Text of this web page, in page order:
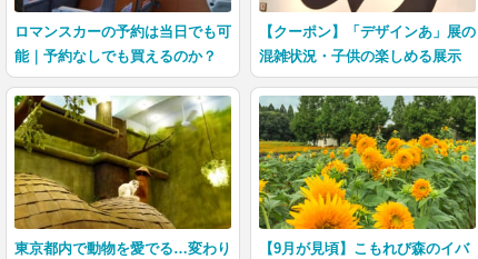
ロマンスカーの予約は当日でも可
能｜予約なしでも買えるのか？
【クーポン】「デザインあ」展の
混雑状況・子供の楽しめる展示
東京都内で動物を愛でる…変わり
【9月が見頃】こもれび森のイバ